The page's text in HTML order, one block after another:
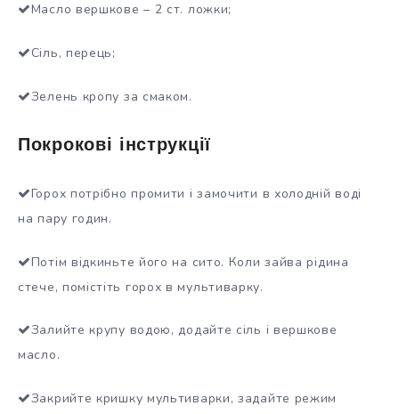
Масло вершкове – 2 ст. ложки;
Сіль, перець;
Зелень кропу за смаком.
Покрокові інструкції
Горох потрібно промити і замочити в холодній воді
на пару годин.
Потім відкиньте його на сито. Коли зайва рідина
стече, помістіть горох в мультиварку.
Залийте крупу водою, додайте сіль і вершкове
масло.
Закрийте кришку мультиварки, задайте режим